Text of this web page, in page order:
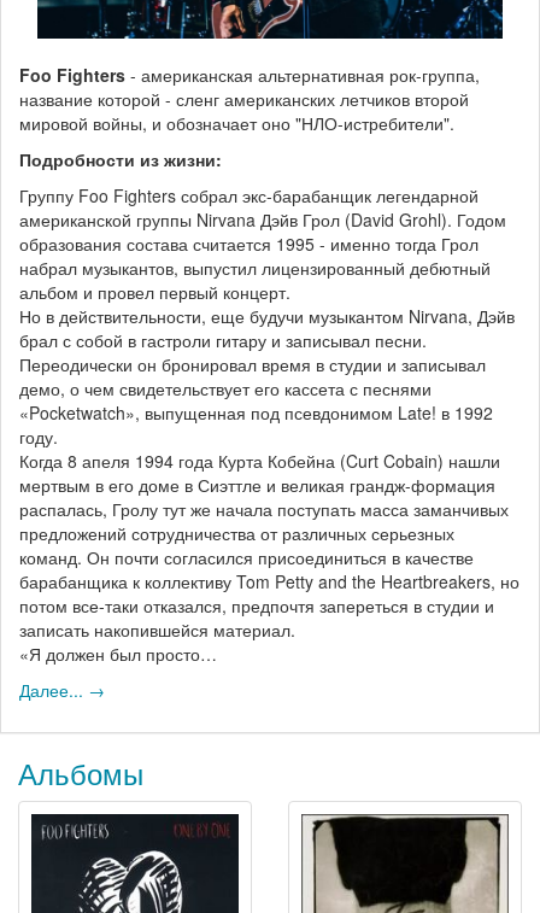
Foo Fighters - американская альтернативная рок-группа,
название которой - сленг американских летчиков второй
мировой войны, и обозначает оно "НЛО-истребители".
Подробности из жизни:
Группу Foo Fighters собрал экс-барабанщик легендарной
американской группы Nirvana Дэйв Грол (David Grohl). Годом
образования состава считается 1995 - именно тогда Грол
набрал музыкантов, выпустил лицензированный дебютный
альбом и провел первый концерт.
Но в действительности, еще будучи музыкантом Nirvana, Дэйв
брал с собой в гастроли гитару и записывал песни.
Переодически он бронировал время в студии и записывал
демо, о чем свидетельствует его кассета с песнями
«Pocketwatch», выпущенная под псевдонимом Late! в 1992
году.
Когда 8 апеля 1994 года Курта Кобейна (Curt Cobain) нашли
мертвым в его доме в Сиэттле и великая грандж-формация
распалась, Гролу тут же начала поступать масса заманчивых
предложений сотрудничества от различных серьезных
команд. Он почти согласился присоединиться в качестве
барабанщика к коллективу Tom Petty and the Heartbreakers, но
потом все-таки отказался, предпочтя запереться в студии и
записать накопившейся материал.
«Я должен был просто…
Далее... →
Альбомы